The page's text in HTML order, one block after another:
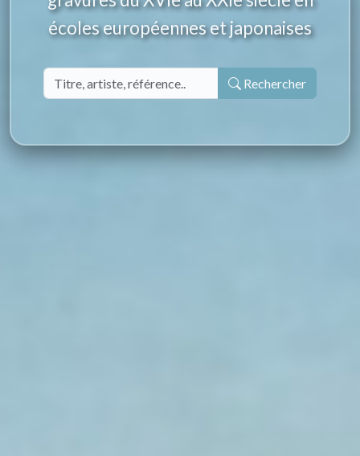
écoles européennes et japonaises
Rechercher